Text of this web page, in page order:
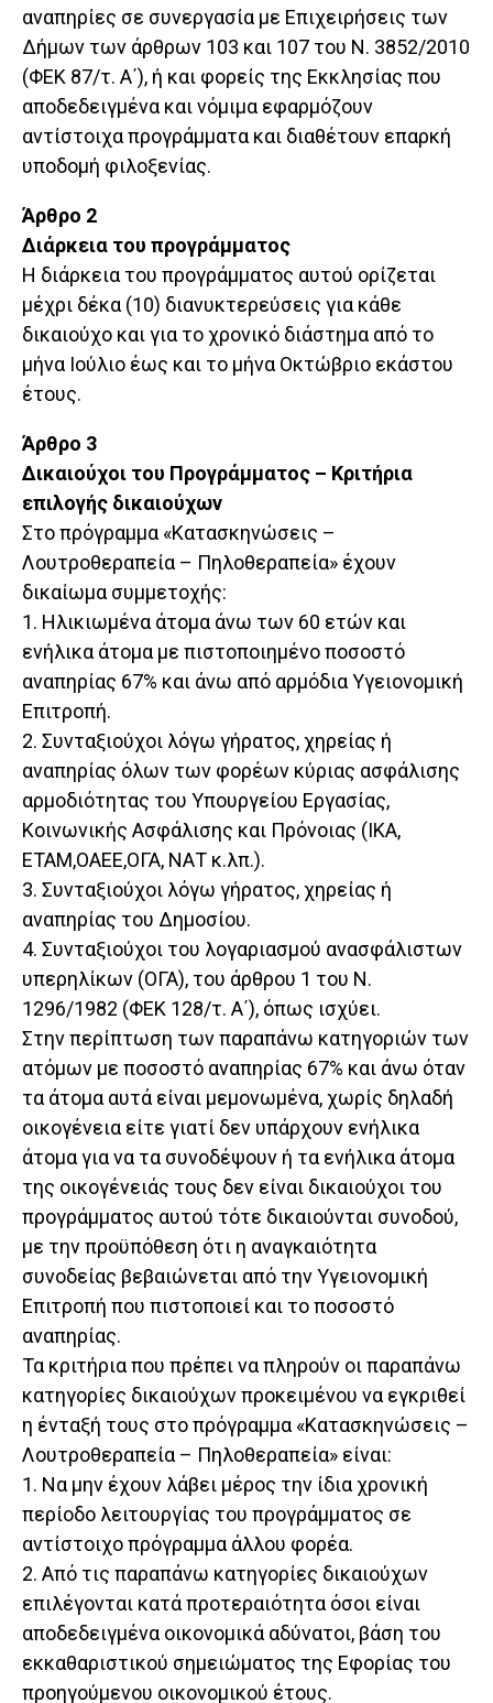
αναπηρίες σε συνεργασία με Επιχειρήσεις των
Δήμων των άρθρων 103 και 107 του Ν. 3852/2010
(ΦΕΚ 87/τ. Α΄), ή και φορείς της Εκκλησίας που
αποδεδειγμένα και νόμιμα εφαρμόζουν
αντίστοιχα προγράμματα και διαθέτουν επαρκή
υποδομή φιλοξενίας.
Άρθρο 2
Διάρκεια του προγράμματος
Η διάρκεια του προγράμματος αυτού ορίζεται
μέχρι δέκα (10) διανυκτερεύσεις για κάθε
δικαιούχο και για το χρονικό διάστημα από το
μήνα Ιούλιο έως και το μήνα Οκτώβριο εκάστου
έτους.
Άρθρο 3
Δικαιούχοι του Προγράμματος – Κριτήρια
επιλογής δικαιούχων
Στο πρόγραμμα «Κατασκηνώσεις –
Λουτροθεραπεία – Πηλοθεραπεία» έχουν
δικαίωμα συμμετοχής:
1. Ηλικιωμένα άτομα άνω των 60 ετών και
ενήλικα άτομα με πιστοποιημένο ποσοστό
αναπηρίας 67% και άνω από αρμόδια Υγειονομική
Επιτροπή.
2. Συνταξιούχοι λόγω γήρατος, χηρείας ή
αναπηρίας όλων των φορέων κύριας ασφάλισης
αρμοδιότητας του Υπουργείου Εργασίας,
Κοινωνικής Ασφάλισης και Πρόνοιας (ΙΚΑ,
ΕΤΑΜ,ΟΑΕΕ,ΟΓΑ, ΝΑΤ κ.λπ.).
3. Συνταξιούχοι λόγω γήρατος, χηρείας ή
αναπηρίας του Δημοσίου.
4. Συνταξιούχοι του λογαριασμού ανασφάλιστων
υπερηλίκων (ΟΓΑ), του άρθρου 1 του Ν.
1296/1982 (ΦΕΚ 128/τ. Α΄), όπως ισχύει.
Στην περίπτωση των παραπάνω κατηγοριών των
ατόμων με ποσοστό αναπηρίας 67% και άνω όταν
τα άτομα αυτά είναι μεμονωμένα, χωρίς δηλαδή
οικογένεια είτε γιατί δεν υπάρχουν ενήλικα
άτομα για να τα συνοδέψουν ή τα ενήλικα άτομα
της οικογένειάς τους δεν είναι δικαιούχοι του
προγράμματος αυτού τότε δικαιούνται συνοδού,
με την προϋπόθεση ότι η αναγκαιότητα
συνοδείας βεβαιώνεται από την Υγειονομική
Επιτροπή που πιστοποιεί και το ποσοστό
αναπηρίας.
Τα κριτήρια που πρέπει να πληρούν οι παραπάνω
κατηγορίες δικαιούχων προκειμένου να εγκριθεί
η ένταξή τους στο πρόγραμμα «Κατασκηνώσεις –
Λουτροθεραπεία – Πηλοθεραπεία» είναι:
1. Να μην έχουν λάβει μέρος την ίδια χρονική
περίοδο λειτουργίας του προγράμματος σε
αντίστοιχο πρόγραμμα άλλου φορέα.
2. Από τις παραπάνω κατηγορίες δικαιούχων
επιλέγονται κατά προτεραιότητα όσοι είναι
αποδεδειγμένα οικονομικά αδύνατοι, βάση του
εκκαθαριστικού σημειώματος της Εφορίας του
προηγούμενου οικονομικού έτους.